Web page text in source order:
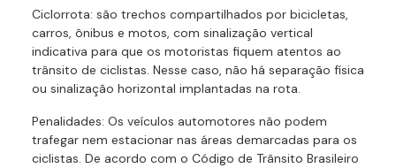
Ciclorrota: são trechos compartilhados por bicicletas,
carros, ônibus e motos, com sinalização vertical
indicativa para que os motoristas fiquem atentos ao
trânsito de ciclistas. Nesse caso, não há separação física
ou sinalização horizontal implantadas na rota.
Penalidades: Os veículos automotores não podem
trafegar nem estacionar nas áreas demarcadas para os
ciclistas. De acordo com o Código de Trânsito Brasileiro